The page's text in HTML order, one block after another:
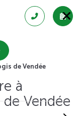
de Vendée
à
Vendée